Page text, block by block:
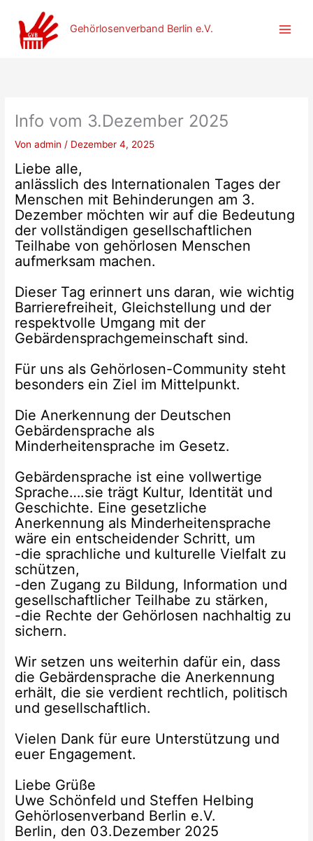
Inhalt
springen
Gehörlosenverband Berlin e.V.
Info vom 3.Dezember 2025
Vonadmin/ Dezember 4, 2025
Liebe alle,
anlässlich des Internationalen Tages der
Menschen mit Behinderungen am 3.
Dezember möchten wir auf die Bedeutung
der vollständigen gesellschaftlichen
Teilhabe von gehörlosen Menschen
aufmerksam machen.
Dieser Tag erinnert uns daran, wie wichtig
Barrierefreiheit, Gleichstellung und der
respektvolle Umgang mit der
Gebärdensprachgemeinschaft sind.
Für uns als Gehörlosen-Community steht
besonders ein Ziel im Mittelpunkt.
Die Anerkennung der Deutschen
Gebärdensprache als
Minderheitensprache im Gesetz.
Gebärdensprache ist eine vollwertige
Sprache….sie trägt Kultur, Identität und
Geschichte. Eine gesetzliche
Anerkennung als Minderheitensprache
wäre ein entscheidender Schritt, um
-die sprachliche und kulturelle Vielfalt zu
schützen,
-den Zugang zu Bildung, Information und
gesellschaftlicher Teilhabe zu stärken,
-die Rechte der Gehörlosen nachhaltig zu
sichern.
Wir setzen uns weiterhin dafür ein, dass
die Gebärdensprache die Anerkennung
erhält, die sie verdient rechtlich, politisch
und gesellschaftlich.
Vielen Dank für eure Unterstützung und
euer Engagement.
Liebe Grüße
Uwe Schönfeld und Steffen Helbing
Gehörlosenverband Berlin e.V.
Berlin, den 03.Dezember 2025